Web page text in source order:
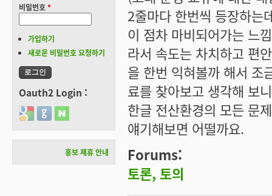
2줄마다 한번씩 등장하는
이 점차 마비되어가는 느
라서 속도는 차치하고 편
을 한번 익혀볼까 해서 조
료를 찾아보고 생각해 보
한글 전산환경의 모든 문
얘기해보면 어떨까요.
Forums:
토론, 토의
비밀번호*
가입하기
새로운 비밀번호 요청하기
Oauth2 Login :
Login with Google
Login with GitHub
Login with Naver
홍보 제휴 안내